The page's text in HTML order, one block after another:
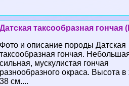
Датская таксообразная гончая
Фото и описание породы Датская
таксообразная гончая.
сильная, мускулистая гончая
разнообразного окраса. Высота в
38 см....